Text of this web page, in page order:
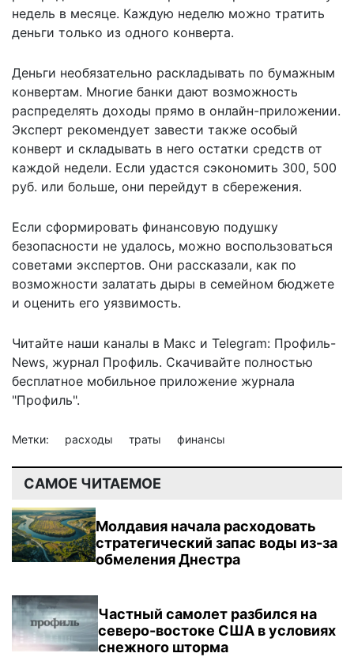
недель в месяце. Каждую неделю можно тратить
деньги только из одного конверта.
Деньги необязательно раскладывать по бумажным
конвертам. Многие банки дают возможность
распределять доходы прямо в онлайн-приложении.
Эксперт рекомендует завести также особый
конверт и складывать в него остатки средств от
каждой недели. Если удастся сэкономить 300, 500
руб. или больше, они перейдут в сбережения.
Если сформировать финансовую подушку
безопасности не удалось, можно воспользоваться
советами экспертов. Они рассказали, как по
возможности залатать дыры в семейном бюджете
и оценить его уязвимость.
Читайте наши каналы в Макс и Telegram: Профиль-
News, журнал Профиль. Скачивайте полностью
бесплатное мобильное приложение журнала
"Профиль".
Метки: расходы траты финансы
САМОЕ ЧИТАЕМОЕ
Молдавия начала расходовать
стратегический запас воды из-за
обмеления Днестра
Частный самолет разбился на
северо-востоке США в условиях
снежного шторма